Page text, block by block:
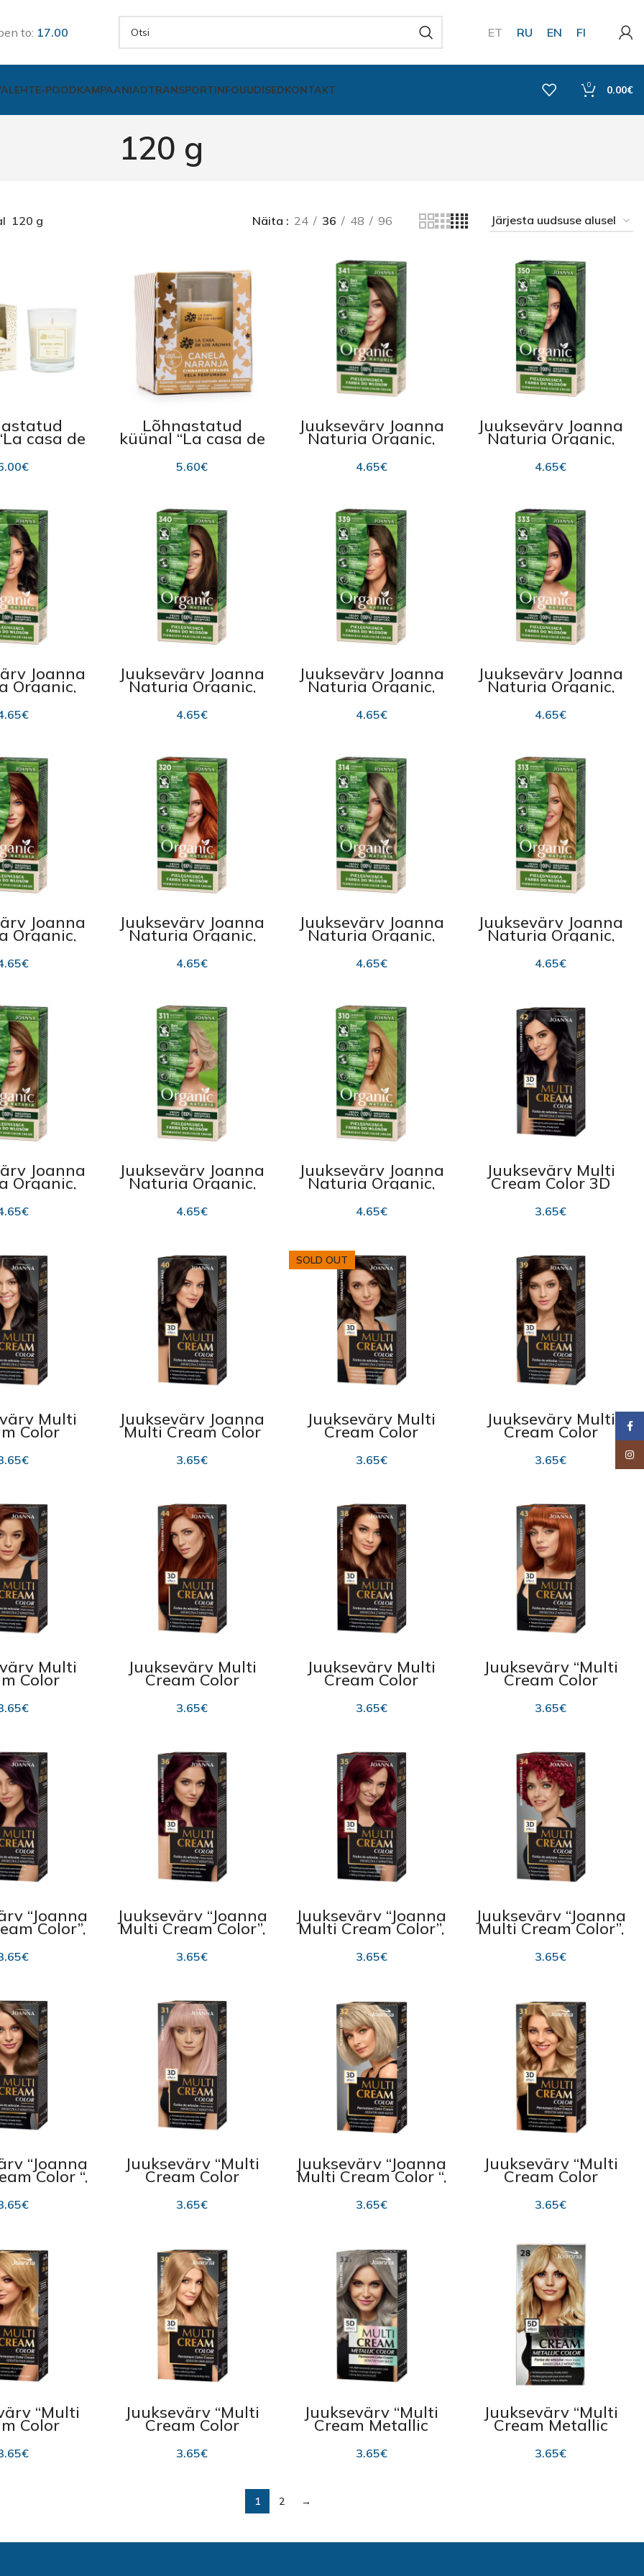
to: 17.00 ET RU EN FI
E-POODKAMPAANIADTRANSPORTINFOUUDISEDKONTAKT 0 0.00€
120 g
120 g Näita 24 36 48 96
casa de
Spiced
120 g
€
Lõhnastatud
küünal “La casa de
los Aromas” Canela
140g
5.60€
Juuksevärv Joanna
Naturia Organic,
341 Chocolate
4.65€
Juuksevärv Joanna
Naturia Organic,
350 Ebony
4.65€
Joanna
Organic,
Coffee
€
Juuksevärv Joanna
Naturia Organic,
340 Tea
4.65€
Juuksevärv Joanna
Naturia Organic,
339 Cocoa
4.65€
Juuksevärv Joanna
Naturia Organic,
333 Eggplant
4.65€
Joanna
Organic,
€
Juuksevärv Joanna
Naturia Organic,
320 Flaming
4.65€
Juuksevärv Joanna
Naturia Organic,
314 Grey
4.65€
Juuksevärv Joanna
Naturia Organic,
313 Caramel
4.65€
Joanna
Organic,
€
Juuksevärv Joanna
Naturia Organic,
311 Platinum
4.65€
Juuksevärv Joanna
Naturia Organic,
310 Sunny
4.65€
Juuksevärv Multi
Cream Color 3D
Ebony Black 100ml
3.65€
Multi
Color
41
Brown
€
Juuksevärv Joanna
Multi Cream Color
40, Cinnamon
Brown 100ml
3.65€
SOLD OUT
Juuksevärv Multi
Cream Color
Joanna 39.5, Tea
Brown 100ml
3.65€
Juuksevärv Multi
Cream Color
Joanna 39, Nut
Brown 100ml
3.65€
Multi
Color
Brown
€
Juuksevärv Multi
Cream Color
44, Intensive
Cooper 100ml
3.65€
Juuksevärv Multi
Cream Color
Chestnut Brown
100ml
3.65€
Juuksevärv “Multi
Cream Color
Red 100ml
3.65€
“Joanna
Color”,
Eggplant
€
Juuksevärv “Joanna
Multi Cream Color”,
36 Royal Burgundy
100ml
3.65€
Juuksevärv “Joanna
Multi Cream Color”,
35 Cherry Red
100ml
3.65€
Juuksevärv “Joanna
Multi Cream Color”,
34 Intensive Red
100ml
3.65€
“Joanna
Color “,
€
Juuksevärv “Multi
Cream Color
Blond 100ml
3.65€
Juuksevärv “Joanna
Multi Cream Color “,
100ml
3.65€
Juuksevärv “Multi
Cream Color
Blond 100ml
3.65€
“Multi
Color
30.5
100ml
€
Juuksevärv “Multi
Cream Color
Joanna”, 30
Caramel Blond
100ml
3.65€
Juuksevärv “Multi
Cream Metallic
Color Joanna”, 32.5
Silver Blonde
3.65€
Juuksevärv “Multi
Cream Metallic
Color Joanna”, 28
Light Pearl Blonde
3.65€
1 2 →